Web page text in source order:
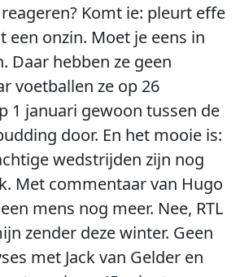
Komt ie: pleurt effe
een onzin. Moet je eens in
Daar hebben ze geen
voetballen ze op 26
1 januari gewoon tussen de
door. En het mooie is:
wedstrijden zijn nog
Met commentaar van Hugo
mens nog meer. Nee, RTL
zender deze winter. Geen
met Jack van Gelder en